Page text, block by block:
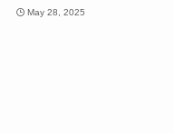
May 28, 2025